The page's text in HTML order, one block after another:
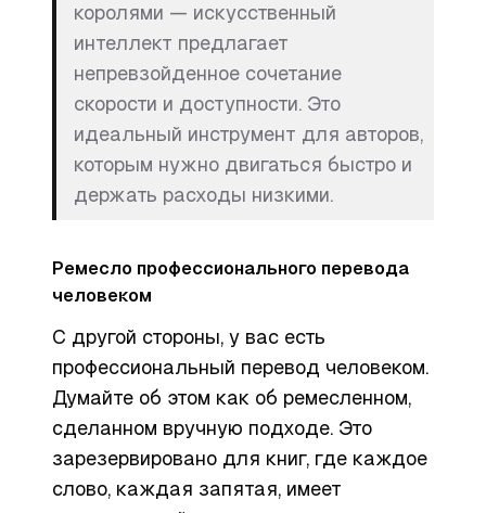
королями — искусственный
интеллект предлагает
непревзойденное сочетание
скорости и доступности. Это
идеальный инструмент для авторов,
которым нужно двигаться быстро и
держать расходы низкими.
Ремесло профессионального перевода
человеком
С другой стороны, у вас есть
профессиональный перевод человеком.
Думайте об этом как об ремесленном,
сделанном вручную подходе. Это
зарезервировано для книг, где каждое
слово, каждая запятая, имеет